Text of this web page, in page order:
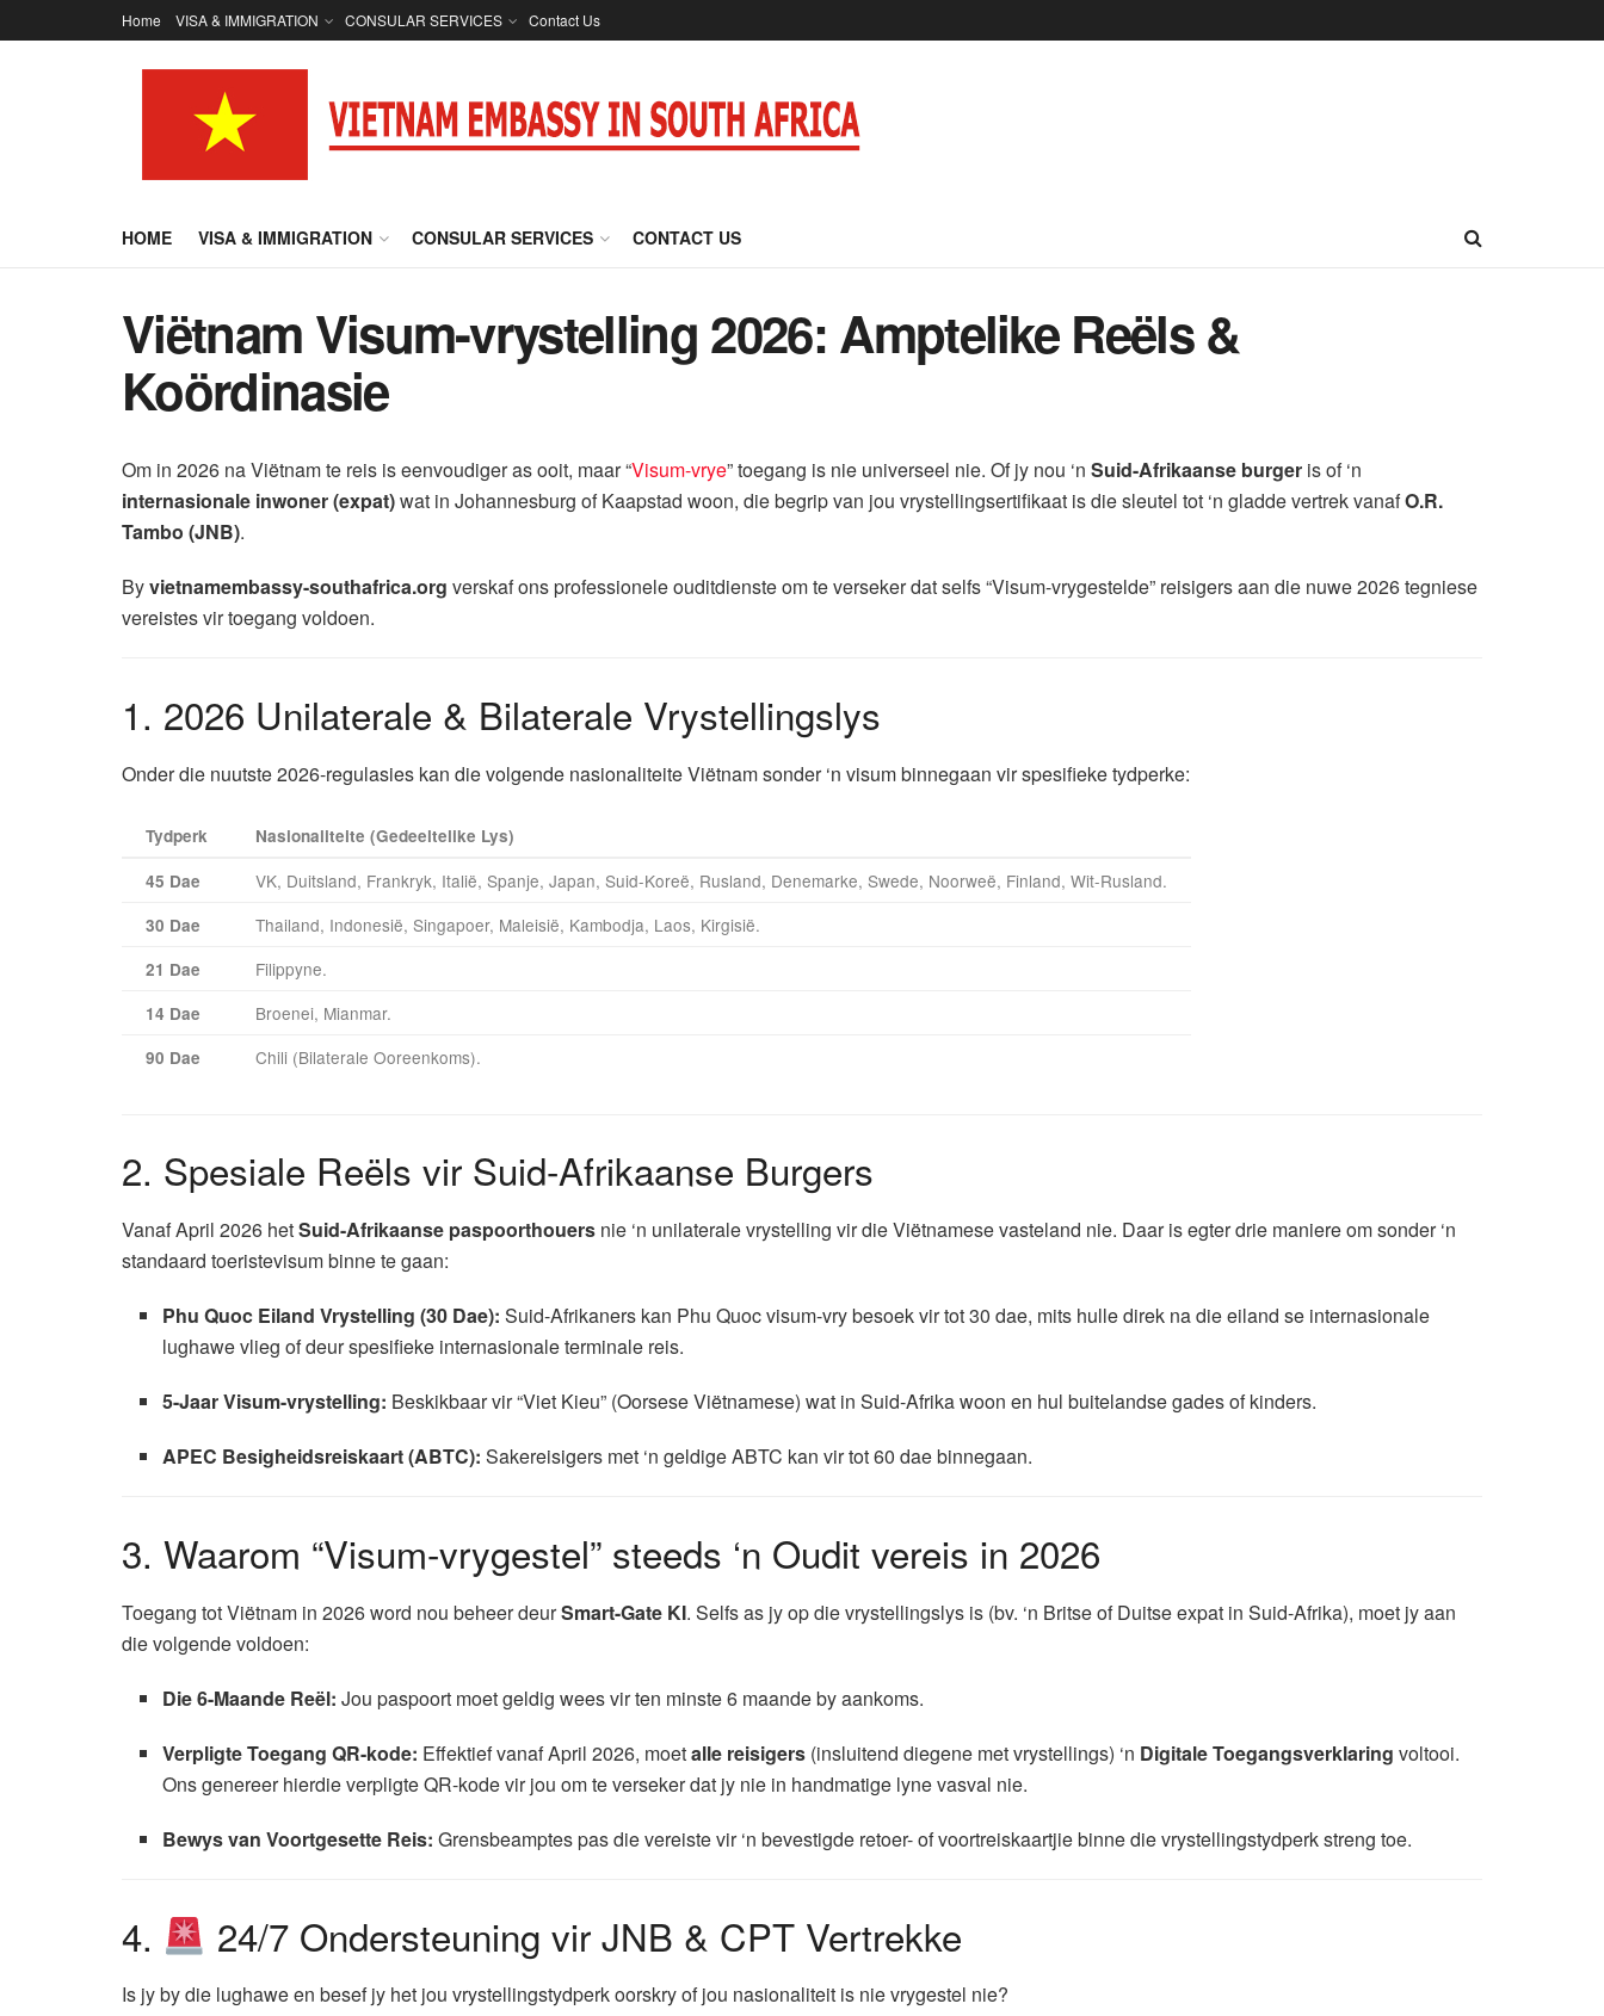
Home VISA & IMMIGRATION CONSULAR SERVICES Contact Us
HOME VISA & IMMIGRATION CONSULAR SERVICES CONTACT US
Viëtnam Visum-vrystelling 2026: Amptelike Reëls &
Koördinasie
Om in 2026 na Viëtnam te reis is eenvoudiger as ooit, maar “Visum-vrye” toegang is nie universeel nie. Of jy nou ‘n Suid-Afrikaanse burger is of ‘n
internasionale inwoner (expat)wat in Johannesburg of Kaapstad woon, die begrip van jou vrystellingsertifikaat is die sleutel tot ‘n gladde vertrek vanafO.R.
Tambo (JNB).
Byvietnamembassy-southafrica.org verskaf ons professionele ouditdienste om te verseker dat selfs “Visum-vrygestelde” reisigers aan die nuwe 2026 tegniese
vereistes vir toegang voldoen.
1. 2026 Unilaterale & Bilaterale Vrystellingslys
Onder die nuutste 2026-regulasies kan die volgende nasionaliteite Viëtnam sonder ‘n visum binnegaan vir spesifieke tydperke:
Tydperk
Nasionaliteite (Gedeeltelike Lys)
45 Dae
VK, Duitsland, Frankryk, Italië, Spanje, Japan, Suid-Koreë, Rusland, Denemarke, Swede, Noorweë, Finland, Wit-Rusland.
30 Dae Thailand, Indonesië, Singapoer, Maleisië, Kambodja, Laos, Kirgisië.
21 Dae Filippyne.
14 Dae Broenei, Mianmar.
90 Dae Chili (Bilaterale Ooreenkoms).
2. Spesiale Reëls vir Suid-Afrikaanse Burgers
Vanaf April 2026 hetSuid-Afrikaanse paspoorthouers nie ‘n unilaterale vrystelling vir die Viëtnamese vasteland nie. Daar is egter drie maniere om sonder ‘n
standaard toeristevisum binne te gaan:
Phu Quoc Eiland Vrystelling (30 Dae): Suid-Afrikaners kan Phu Quoc visum-vry besoek vir tot 30 dae, mits hulle direk na die eiland se internasionale
lughawe vlieg of deur spesifieke internasionale terminale reis.
5-Jaar Visum-vrystelling: Beskikbaar vir “Viet Kieu” (Oorsese Viëtnamese) wat in Suid-Afrika woon en hul buitelandse gades of kinders.
APEC Besigheidsreiskaart (ABTC): Sakereisigers met ‘n geldige ABTC kan vir tot 60 dae binnegaan.
3. Waarom “Visum-vrygestel” steeds ‘n Oudit vereis in 2026
Toegang tot Viëtnam in 2026 word nou beheer deurSmart-Gate KI. Selfs as jy op die vrystellingslys is (bv. ‘n Britse of Duitse expat in Suid-Afrika), moet jy aan
die volgende voldoen:
Die 6-Maande Reël: Jou paspoort moet geldig wees vir ten minste 6 maande by aankoms.
Verpligte Toegang QR-kode: Effektief vanaf April 2026, moetalle reisigers (insluitend diegene met vrystellings) ‘n Digitale Toegangsverklaring voltooi.
Ons genereer hierdie verpligte QR-kode vir jou om te verseker dat jy nie in handmatige lyne vasval nie.
Bewys van Voortgesette Reis: Grensbeamptes pas die vereiste vir ‘n bevestigde retoer- of voortreiskaartjie binne die vrystellingstydperk streng toe.
4. 24/7 Ondersteuning vir JNB & CPT Vertrekke
Is jy by die lughawe en besef jy het jou vrystellingstydperk oorskry of jou nasionaliteit is nie vrygestel nie?